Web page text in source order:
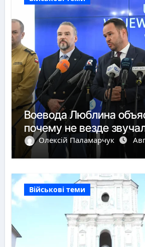
Воевода Люблина
почему не везде
Олексій Паламарчук
Військові теми